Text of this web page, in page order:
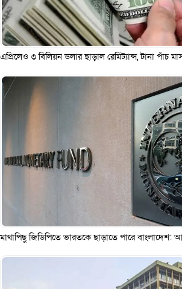
এপ্রিলেও ৩ বিলিয়ন ডলার ছাড়াল রেমিট্যান্স, টানা পাঁচ
মাথাপিছু জিডিপিতে ভারতকে ছাড়াতে পারে